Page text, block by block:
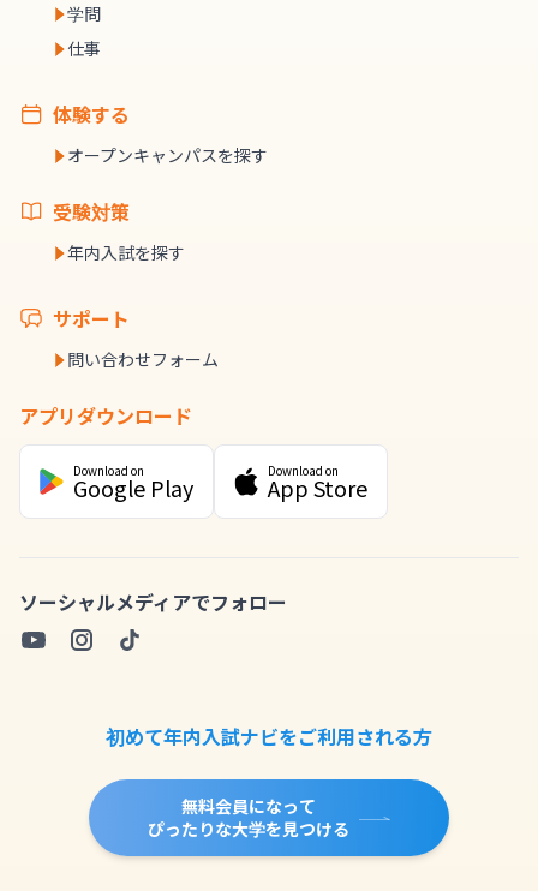
学問
仕事
体験する
オープンキャンパスを探す
受験対策
年内入試を探す
サポート
問い合わせフォーム
アプリダウンロード
Download on
Google Play
Download on
App Store
ソーシャルメディアでフォロー
初めて年内入試ナビをご利用される方
無料会員になって
ぴったりな大学を見つける